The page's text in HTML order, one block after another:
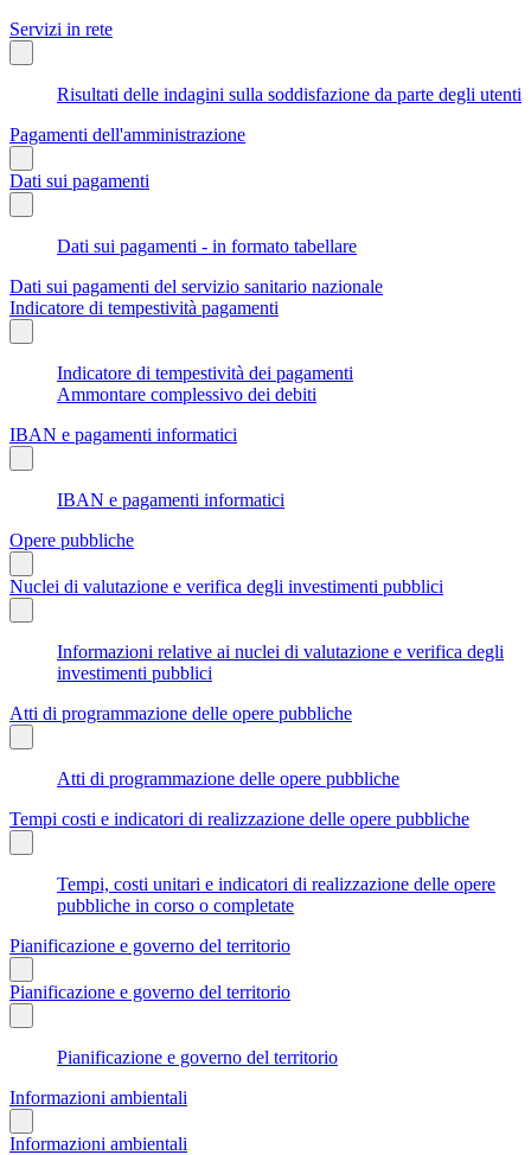
Servizi in rete
Risultati delle indagini sulla soddisfazione da parte degli utenti
Pagamenti dell'amministrazione
Dati sui pagamenti
Dati sui pagamenti - in formato tabellare
Dati sui pagamenti del servizio sanitario nazionale
Indicatore di tempestività pagamenti
Indicatore di tempestività dei pagamenti
Ammontare complessivo dei debiti
IBAN e pagamenti informatici
IBAN e pagamenti informatici
Opere pubbliche
Nuclei di valutazione e verifica degli investimenti pubblici
Informazioni relative ai nuclei di valutazione e verifica degli
investimenti pubblici
Atti di programmazione delle opere pubbliche
Atti di programmazione delle opere pubbliche
Tempi costi e indicatori di realizzazione delle opere pubbliche
Tempi, costi unitari e indicatori di realizzazione delle opere
pubbliche in corso o completate
Pianificazione e governo del territorio
Pianificazione e governo del territorio
Pianificazione e governo del territorio
Informazioni ambientali
Informazioni ambientali